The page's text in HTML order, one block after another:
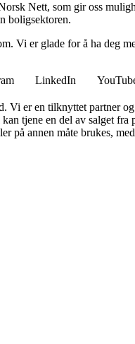
Nett, som gir oss
boligsektoren.
Vi er glade for å ha deg
LinkedIn
Vi er en tilknyttet partner
tjene en del av salget fra
på annen måte brukes,